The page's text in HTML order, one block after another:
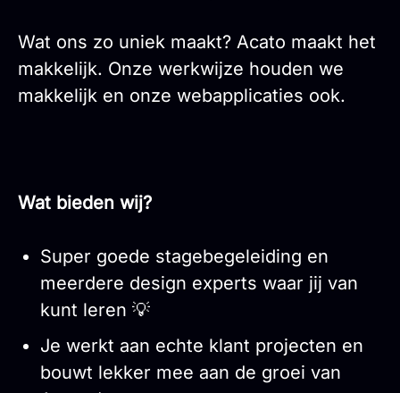
Wat ons zo uniek maakt? Acato maakt het
makkelijk. Onze werkwijze houden we
makkelijk en onze webapplicaties ook.
Wat bieden wij?
Super goede stagebegeleiding en
meerdere design experts waar jij van
kunt leren 💡
Je werkt aan echte klant projecten en
bouwt lekker mee aan de groei van